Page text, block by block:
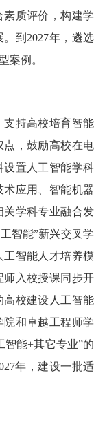
质评价，构建学
到2027年，遴选
案例。
持高校培育智能
点，鼓励高校在电
设置人工智能学科
应用、智能机器
关学科专业融合发
智能”新兴交叉学
智能人才培养模
师入校授课同步开
高校建设人工智能
和卓越工程师学
智能+其它专业”的
年，建设一批适